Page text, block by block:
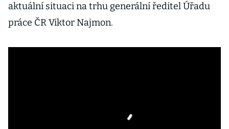
aktuální situaci na trhu generální ředitel Úřadu
práce ČR Viktor Najmon.